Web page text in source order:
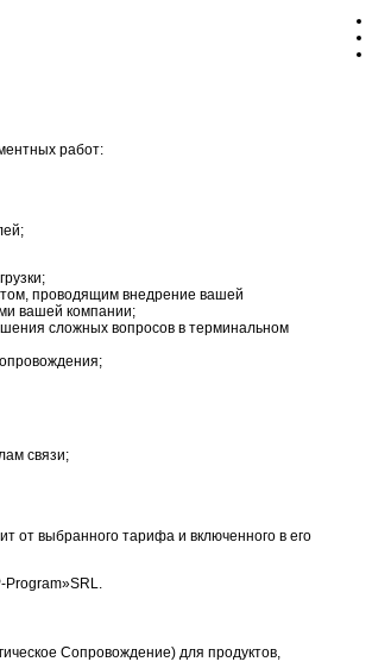
работ:
проводящим внедрение вашей
вашей компании;
сложных вопросов в терминальном
связи;
от выбранного тарифа и включенного в его
Сопровождение) для продуктов,